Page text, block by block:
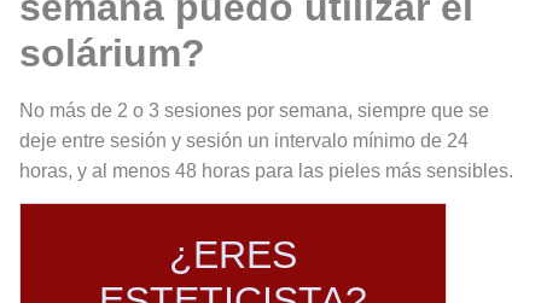
solárium?
No más de 2 o 3 sesiones por semana, siempre que se
deje entre sesión y sesión un intervalo mínimo de 24
horas, y al menos 48 horas para las pieles más sensibles.
¿ERES